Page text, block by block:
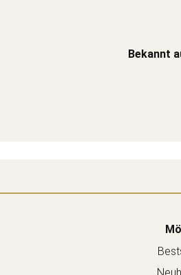
Bekannt